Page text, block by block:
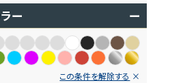
ー ー
この条件を解除する